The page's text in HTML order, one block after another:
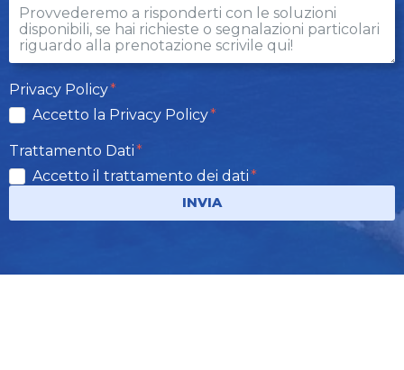
Privacy Policy
Accetto la Privacy Policy
Trattamento Dati
Accetto il trattamento dei dati
INVIA